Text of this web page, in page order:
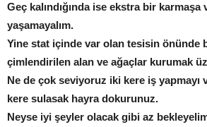
Geç kalındığında ise ekstra bir karmaşa
yaşamayalım.
Yine stat içinde var olan tesisin önünde
çimlendirilen alan ve ağaçlar kurumak
Ne de çok seviyoruz iki kere iş yapmayı
kere sulasak hayra dokurunuz.
Neyse iyi şeyler olacak gibi az